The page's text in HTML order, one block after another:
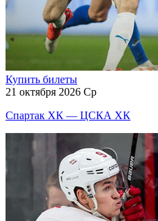
Купить билеты
21 октября 2026 Ср
Спартак ХК — ЦСКА ХК